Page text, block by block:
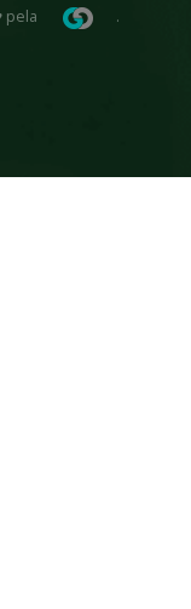
pela .